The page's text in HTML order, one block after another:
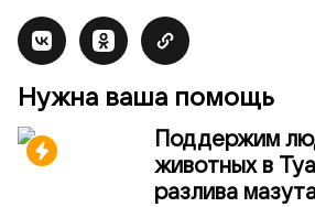
Нужна ваша помощь
Поддержим
животных в
разлива